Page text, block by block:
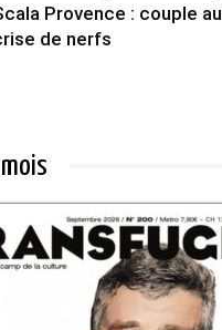
Provence : couple
de nerfs